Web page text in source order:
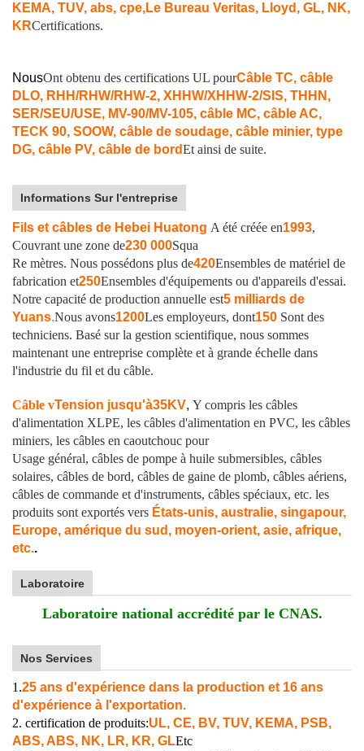
KEMA, TUV, abs, cpe,Le Bureau Veritas, Lloyd, GL, NK,
KRCertifications.
NousOnt obtenu des certifications UL pourCâble TC, câble
DLO, RHH/RHW/RHW-2, XHHW/XHHW-2/SIS, THHN,
SER/SEU/USE, MV-90/MV-105, câble MC, câble AC,
TECK 90, SOOW, câble de soudage, câble minier, type
DG, câble PV, câble de bordEt ainsi de suite.
Informations Sur l'entreprise
Fils et câbles de Hebei Huatong A été créée en1993,
Couvrant une zone de230 000Squa
Re mètres. Nous possédons plus de420Ensembles de matériel de
fabrication et250Ensembles d'équipements ou d'appareils d'essai.
Notre capacité de production annuelle est5 milliards de
Yuans.Nous avons1200Les employeurs, dont150 Sont des
techniciens. Basé sur la gestion scientifique, nous sommes
maintenant une entreprise complète et à grande échelle dans
l'industrie du fil et du câble.
Câble vTension jusqu'à35KV, Y compris les câbles
d'alimentation XLPE, les câbles d'alimentation en PVC, les câbles
miniers, les câbles en caoutchouc pour
Usage général, câbles de pompe à huile submersibles, câbles
solaires, câbles de bord, câbles de gaine de plomb, câbles aériens,
câbles de commande et d'instruments, câbles spéciaux, etc. les
produits sont exportés vers États-unis, australie, singapour,
Europe, amérique du sud, moyen-orient, asie, afrique,
etc..
Laboratoire
Laboratoire national accrédité par le CNAS.
Nos Services
1.25 ans d'expérience dans la production et 16 ans
d'expérience à l'exportation.
2. certification de produits:UL, CE, BV, TUV, KEMA, PSB,
ABS, ABS, NK, LR, KR, GLEtc